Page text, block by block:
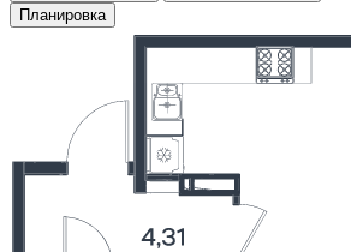
Планировка